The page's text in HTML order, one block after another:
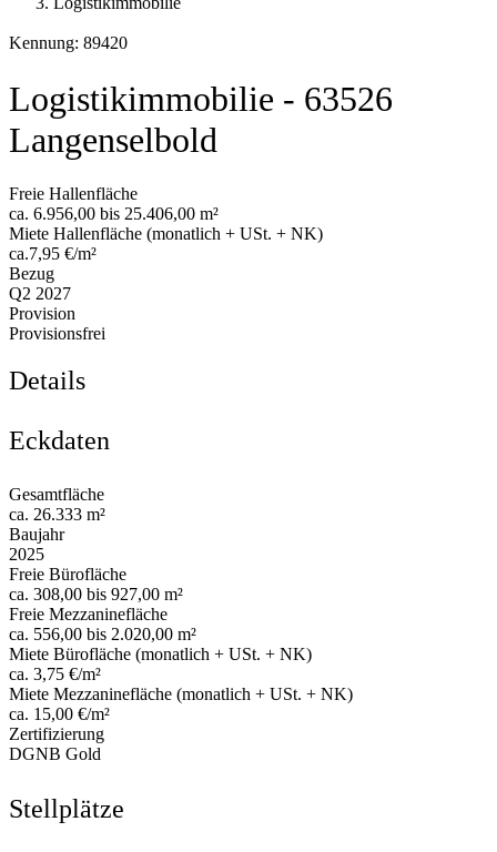
Kennung: 89420
Logistikimmobilie - 63526
Langenselbold
Freie Hallenfläche
ca. 6.956,00 bis 25.406,00 m²
Miete Hallenfläche (monatlich + USt. + NK)
ca.7,95 €/m²
Bezug
Q2 2027
Provision
Provisionsfrei
Details
Eckdaten
Gesamtfläche
ca. 26.333 m²
Baujahr
2025
Freie Bürofläche
ca. 308,00 bis 927,00 m²
Freie Mezzaninefläche
ca. 556,00 bis 2.020,00 m²
Miete Bürofläche (monatlich + USt. + NK)
ca. 3,75 €/m²
Miete Mezzaninefläche (monatlich + USt. + NK)
ca. 15,00 €/m²
Zertifizierung
DGNB Gold
Stellplätze